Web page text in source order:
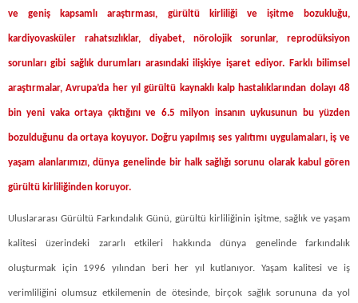
ve geniş kapsamlı araştırması, gürültü kirliliği ve işitme bozukluğu,
kardiyovasküler rahatsızlıklar, diyabet, nörolojik sorunlar, reprodüksiyon
sorunları gibi sağlık durumları arasındaki ilişkiye işaret ediyor. Farklı bilimsel
araştırmalar, Avrupa’da her yıl gürültü kaynaklı kalp hastalıklarından dolayı 48
bin yeni vaka ortaya çıktığını ve 6.5 milyon insanın uykusunun bu yüzden
bozulduğunu da ortaya koyuyor. Doğru yapılmış ses yalıtımı uygulamaları, iş ve
yaşam alanlarımızı, dünya genelinde bir halk sağlığı sorunu olarak kabul gören
gürültü kirliliğinden koruyor.
Uluslararası Gürültü Farkındalık Günü, gürültü kirliliğinin işitme, sağlık ve yaşam
kalitesi üzerindeki zararlı etkileri hakkında dünya genelinde farkındalık
oluşturmak için 1996 yılından beri her yıl kutlanıyor. Yaşam kalitesi ve iş
verimliliğini olumsuz etkilemenin de ötesinde, birçok sağlık sorununa da yol